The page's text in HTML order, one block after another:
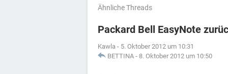
Ähnliche Threads
Packard Bell EasyNote
Kawla - 5. Oktober 2012 um 10:31
BETTINA - 8. Oktober 2012 um 10:50